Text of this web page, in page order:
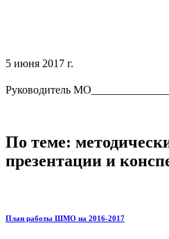
5 июня 2017 г.
Руководитель
По теме:
презентации и
План работы ШМО на 2016-2017